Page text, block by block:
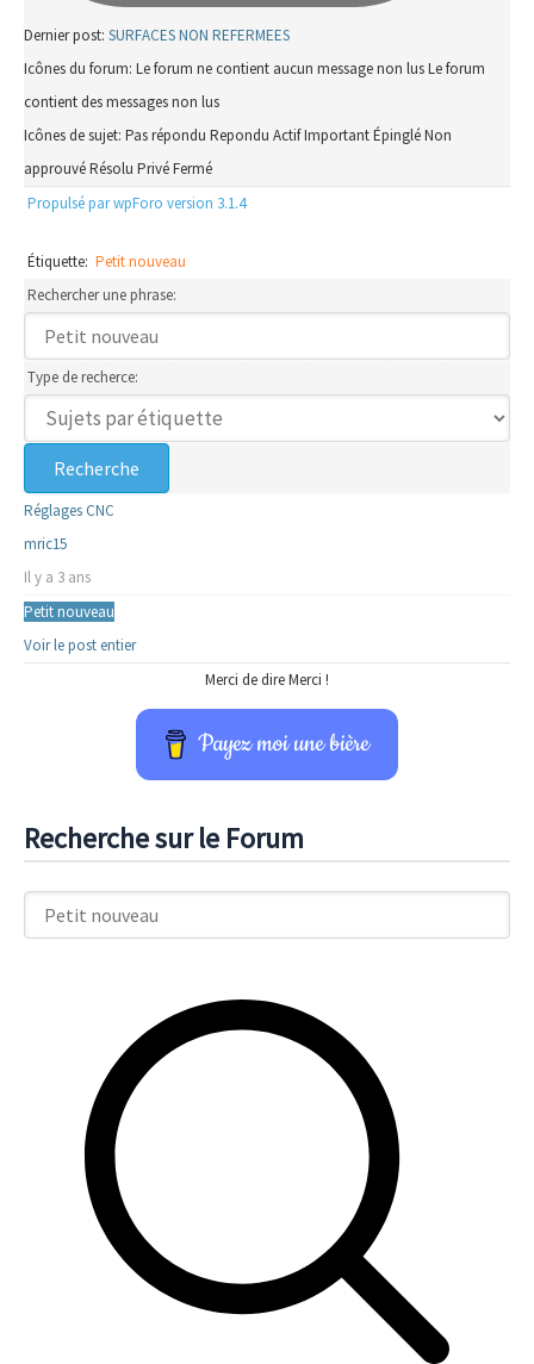
Dernier post: SURFACES NON REFERMEES
Icônes du forum: Le forum ne contient aucun message non lusLe forum
contient des messages non lus
Icônes de sujet: Pas répondu Repondu ActifImportantÉpingléNon
approuvéRésolu PrivéFermé
Propulsé par wpForo version 3.1.4
Étiquette: Petit nouveau
Rechercher une phrase:
Type de recherce:
Réglages CNC
mric15
Il y a 3 ans
Petit nouveau
Voir le post entier
Merci de dire Merci !
Payez moi une bière
Recherche sur le Forum